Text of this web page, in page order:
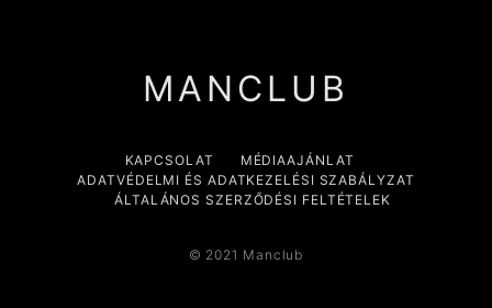
MANCLUB
KAPCSOLAT
MÉDIAAJÁNLAT
ADATVÉDELMI ÉS ADATKEZELÉSI SZABÁLYZAT
ÁLTALÁNOS SZERZŐDÉSI FELTÉTELEK
© 2021 Manclub